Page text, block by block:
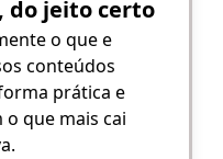
do jeito certo
o que e
conteúdos
prática e
que mais cai